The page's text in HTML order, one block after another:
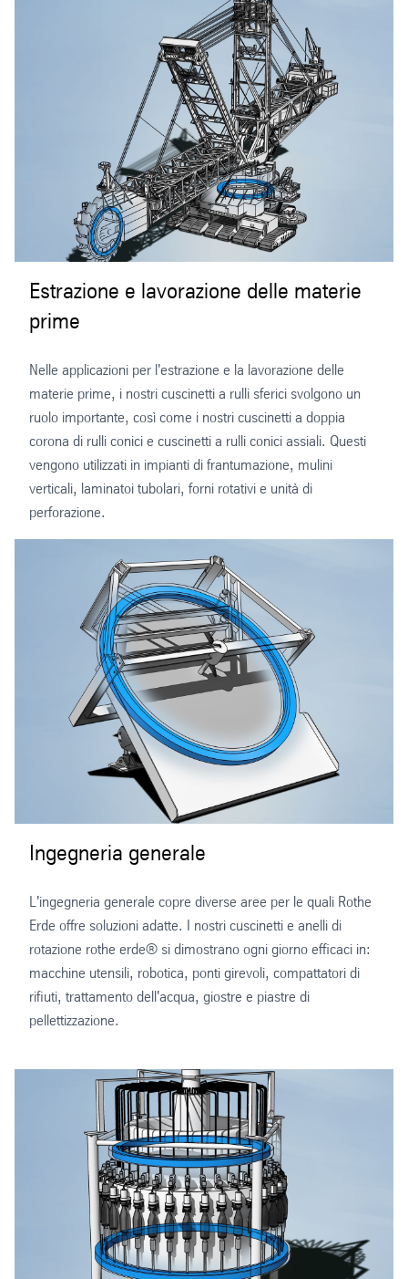
Estrazione e lavorazione delle materie
prime
Nelle applicazioni per l'estrazione e la lavorazione delle
materie prime, i nostri cuscinetti a rulli sferici svolgono un
ruolo importante, così come i nostri cuscinetti a doppia
corona di rulli conici e cuscinetti a rulli conici assiali. Questi
vengono utilizzati in impianti di frantumazione, mulini
verticali, laminatoi tubolari, forni rotativi e unità di
perforazione.
Ingegneria generale
L'ingegneria generale copre diverse aree per le quali Rothe
Erde offre soluzioni adatte. I nostri cuscinetti e anelli di
rotazione rothe erde® si dimostrano ogni giorno efficaci in:
macchine utensili, robotica, ponti girevoli, compattatori di
rifiuti, trattamento dell'acqua, giostre e piastre di
pellettizzazione.